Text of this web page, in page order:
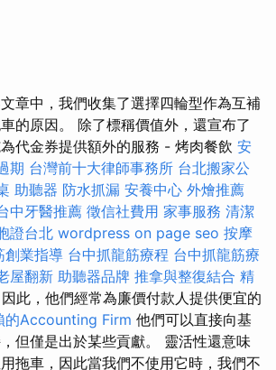
章中，我們收集了選擇四輪型作為互補
的原因。 除了標稱價值外，還宣布了
代金券提供額外的服務 - 烤肉餐飲 安
期 台灣前十大律師事務所 台北搬家公
助聽器 防水抓漏 安養中心 外燴推薦
中牙醫推薦 徵信社費用 家事服務 清潔
證台北 wordpress on page seo 按摩
創業指導 台中抓龍筋療程 台中抓龍筋療
屋翻新 助聽器品牌 推拿與整復結合 精
此，他們經常為廉價付款人提供便宜的
的Accounting Firm 他們可以直接向基
但僅是出於某些貢獻。 靈活性還意味
拖車，因此當我們不使用它時，我們不